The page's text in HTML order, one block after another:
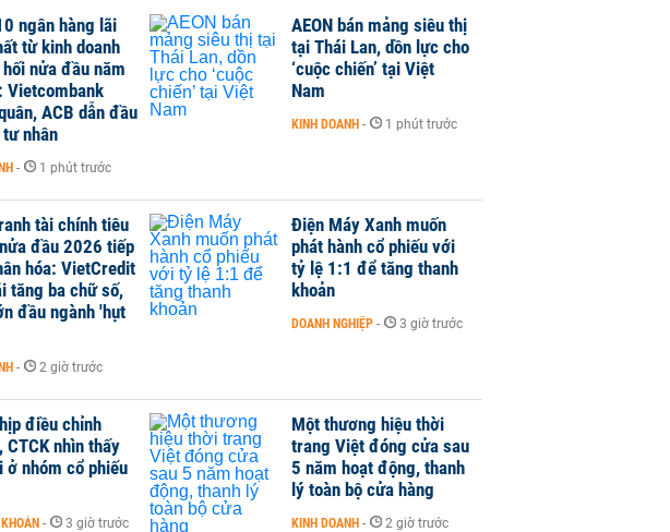
ngân hàng lãi
từ kinh doanh
nửa đầu năm
Vietcombank
ACB dẫn đầu
nhân
- 1 phút trước
AEON bán mảng siêu thị
tại Thái Lan, dồn lực cho
‘cuộc chiến’ tại Việt
Nam
KINH DOANH - 1 phút trước
tài chính tiêu
đầu 2026 tiếp
hóa: VietCredit
tăng ba chữ số,
đầu ngành 'hụt
- 2 giờ trước
Điện Máy Xanh muốn
phát hành cổ phiếu với
tỷ lệ 1:1 để tăng thanh
khoản
DOANH NGHIỆP - 3 giờ trước
điều chỉnh
CTCK nhìn thấy
ở nhóm cổ phiếu
- 3 giờ trước
Một thương hiệu thời
trang Việt đóng cửa sau
5 năm hoạt động, thanh
lý toàn bộ cửa hàng
KINH DOANH - 2 giờ trước